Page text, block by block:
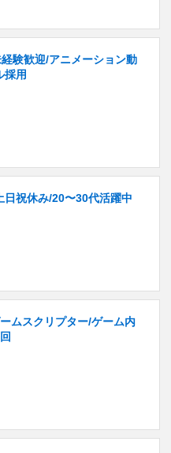
験歓迎/アニメーション動
採用
祝休み/20〜30代活躍中
ムスクリプター/ゲーム内